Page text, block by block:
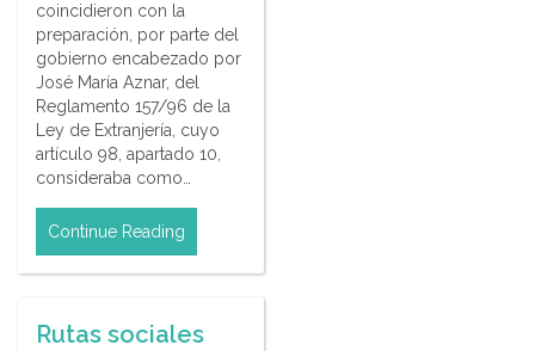
coincidieron con la
preparación, por parte del
gobierno encabezado por
José María Aznar, del
Reglamento 157/96 de la
Ley de Extranjería, cuyo
artículo 98, apartado 10,
consideraba como…
Continue Reading
Rutas sociales